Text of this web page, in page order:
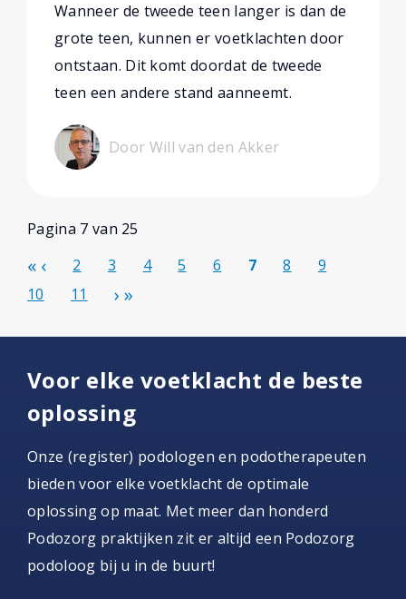
Wanneer de tweede teen langer is dan de
grote teen, kunnen er voetklachten door
ontstaan. Dit komt doordat de tweede
teen een andere stand aanneemt.
Door Will van den Akker
Pagina 7 van 25
2
3 4 5 6 7 8
9
10
11
Voor elke voetklacht de beste
oplossing
Onze (register) podologen en podotherapeuten
bieden voor elke voetklacht de optimale
oplossing op maat. Met meer dan honderd
Podozorg praktijken zit er altijd een Podozorg
podoloog bij u in de buurt!